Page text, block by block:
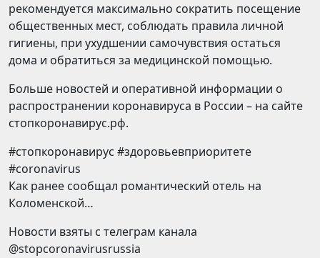
рекомендуется максимально сократить посещение
общественных мест, соблюдать правила личной
гигиены, при ухудшении самочувствия остаться
дома и обратиться за медицинской помощью.
Больше новостей и оперативной информации о
распространении коронавируса в России – на сайте
стопкоронавирус.рф.
#стопкоронавирус #здоровьевприоритете
#coronavirus
Как ранее сообщал романтический отель на
Коломенской…
Новости взяты с телеграм канала
@stopcoronavirusrussia